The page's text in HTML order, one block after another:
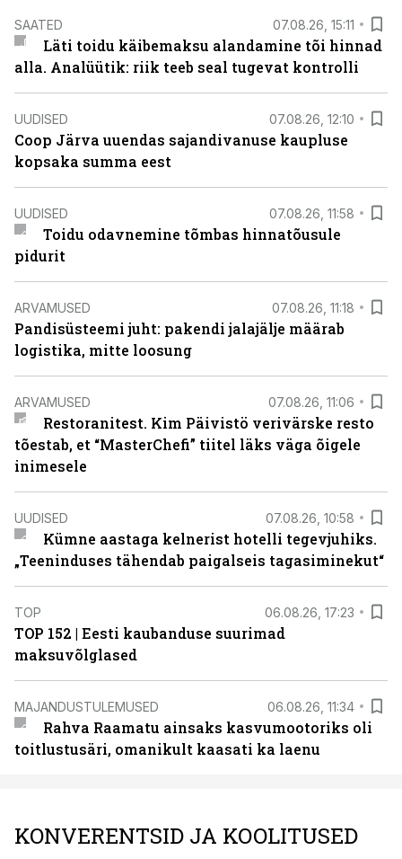
SAATED 07.08.26, 15:11
Läti toidu käibemaksu alandamine tõi hinnad
alla. Analüütik: riik teeb seal tugevat kontrolli
UUDISED 07.08.26, 12:10
Coop Järva uuendas sajandivanuse kaupluse
kopsaka summa eest
UUDISED 07.08.26, 11:58
Toidu odavnemine tõmbas hinnatõusule
pidurit
ARVAMUSED 07.08.26, 11:18
Pandisüsteemi juht: pakendi jalajälje määrab
logistika, mitte loosung
ARVAMUSED 07.08.26, 11:06
Restoranitest. Kim Päivistö verivärske resto
tõestab, et “MasterChefi” tiitel läks väga õigele
inimesele
UUDISED 07.08.26, 10:58
Kümne aastaga kelnerist hotelli tegevjuhiks.
„Teeninduses tähendab paigalseis tagasiminekut“
TOP 06.08.26, 17:23
TOP 152 | Eesti kaubanduse suurimad
maksuvõlglased
MAJANDUSTULEMUSED 06.08.26, 11:34
Rahva Raamatu ainsaks kasvumootoriks oli
toitlustusäri, omanikult kaasati ka laenu
KONVERENTSID JA KOOLITUSED